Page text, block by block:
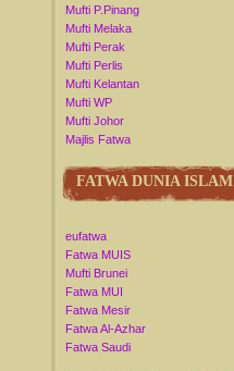
Mufti P.Pinang
Mufti Melaka
Mufti Perak
Mufti Perlis
Mufti Kelantan
Mufti WP
Mufti Johor
Majlis Fatwa
FATWA DUNIA ISLAM
eufatwa
Fatwa MUIS
Mufti Brunei
Fatwa MUI
Fatwa Mesir
Fatwa Al-Azhar
Fatwa Saudi